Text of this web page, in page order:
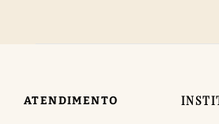
ATENDIMENTO